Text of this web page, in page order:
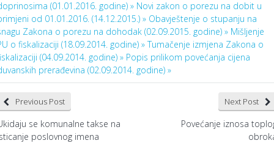
(01.01.2016. godine) » Novi zakon o porezu na dobit u
od 01.01.2016. (14.12.2015.) » Obavještenje o stupanju na
Zakona o porezu na dohodak (02.09.2015. godine) » Mišljenje
o fiskalizaciji (18.09.2014. godine) »Tumačenje izmjena Zakona o
(04.09.2014. godine) » Popis prilikom povećanja cijena
prerađevina (02.09.2014. godine) »
Previous Post
se komunalne takse na
poslovnog imena
Next Post
Povećanje iznosa